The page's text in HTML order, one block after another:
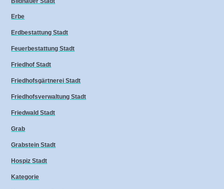
Erbe
Erdbestattung Stadt
Feuerbestattung Stadt
Friedhof Stadt
Friedhofsgärtnerei Stadt
Friedhofsverwaltung Stadt
Friedwald Stadt
Grab
Grabstein Stadt
Hospiz Stadt
Kategorie